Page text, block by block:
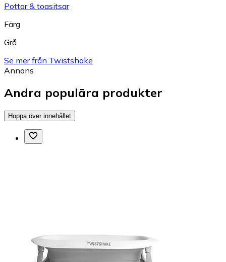
Pottor & toasitsar
Färg
Grå
Se mer från Twistshake
Annons
Andra populära produkter
Hoppa över innehållet